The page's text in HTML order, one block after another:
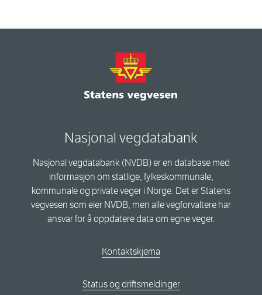
Nasjonal vegdatabank
Nasjonal vegdatabank (NVDB) er en database med
informasjon om statlige, fylkeskommunale,
kommunale og private veger i Norge. Det er Statens
vegvesen som eier NVDB, men alle vegforvaltere har
ansvar for å oppdatere data om egne veger.
Kontaktskjema
Status og driftsmeldinger